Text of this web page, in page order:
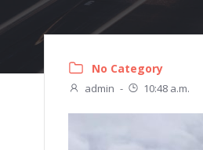
No Category
admin - 10:48 a.m.